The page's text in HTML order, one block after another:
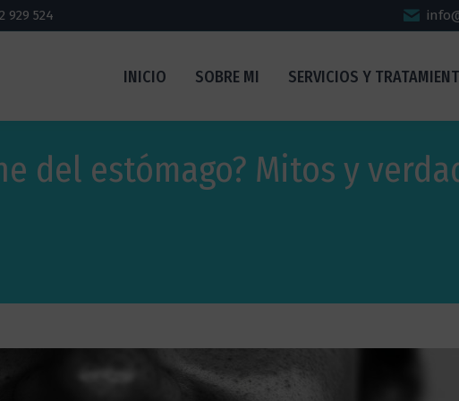
929 524
INICIO SOBRE MI SERVICIOS Y
del estómago? Mitos y